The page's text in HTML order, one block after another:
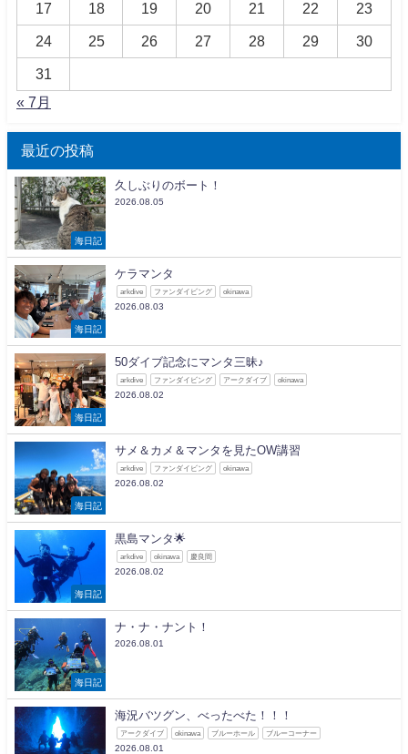
17 18 19 20 21 22 23
24 25 26 27 28 29 30
31
« 7月
最近の投稿
海日記
久しぶりのボート！
2026.08.05
海日記
ケラマンタ
arkdive ファンダイビング okinawa
2026.08.03
海日記
50ダイブ記念にマンタ三昧♪
arkdive ファンダイビング アークダイブ okinawa
2026.08.02
海日記
サメ＆カメ＆マンタを見たOW講習
arkdive ファンダイビング okinawa
2026.08.02
海日記
黒島マンタ🌟
arkdive okinawa 慶良間
2026.08.02
海日記
ナ・ナ・ナント！
2026.08.01
海況バツグン、べったべた！！！
アークダイブ okinawa ブルーホール ブルーコーナー
2026.08.01